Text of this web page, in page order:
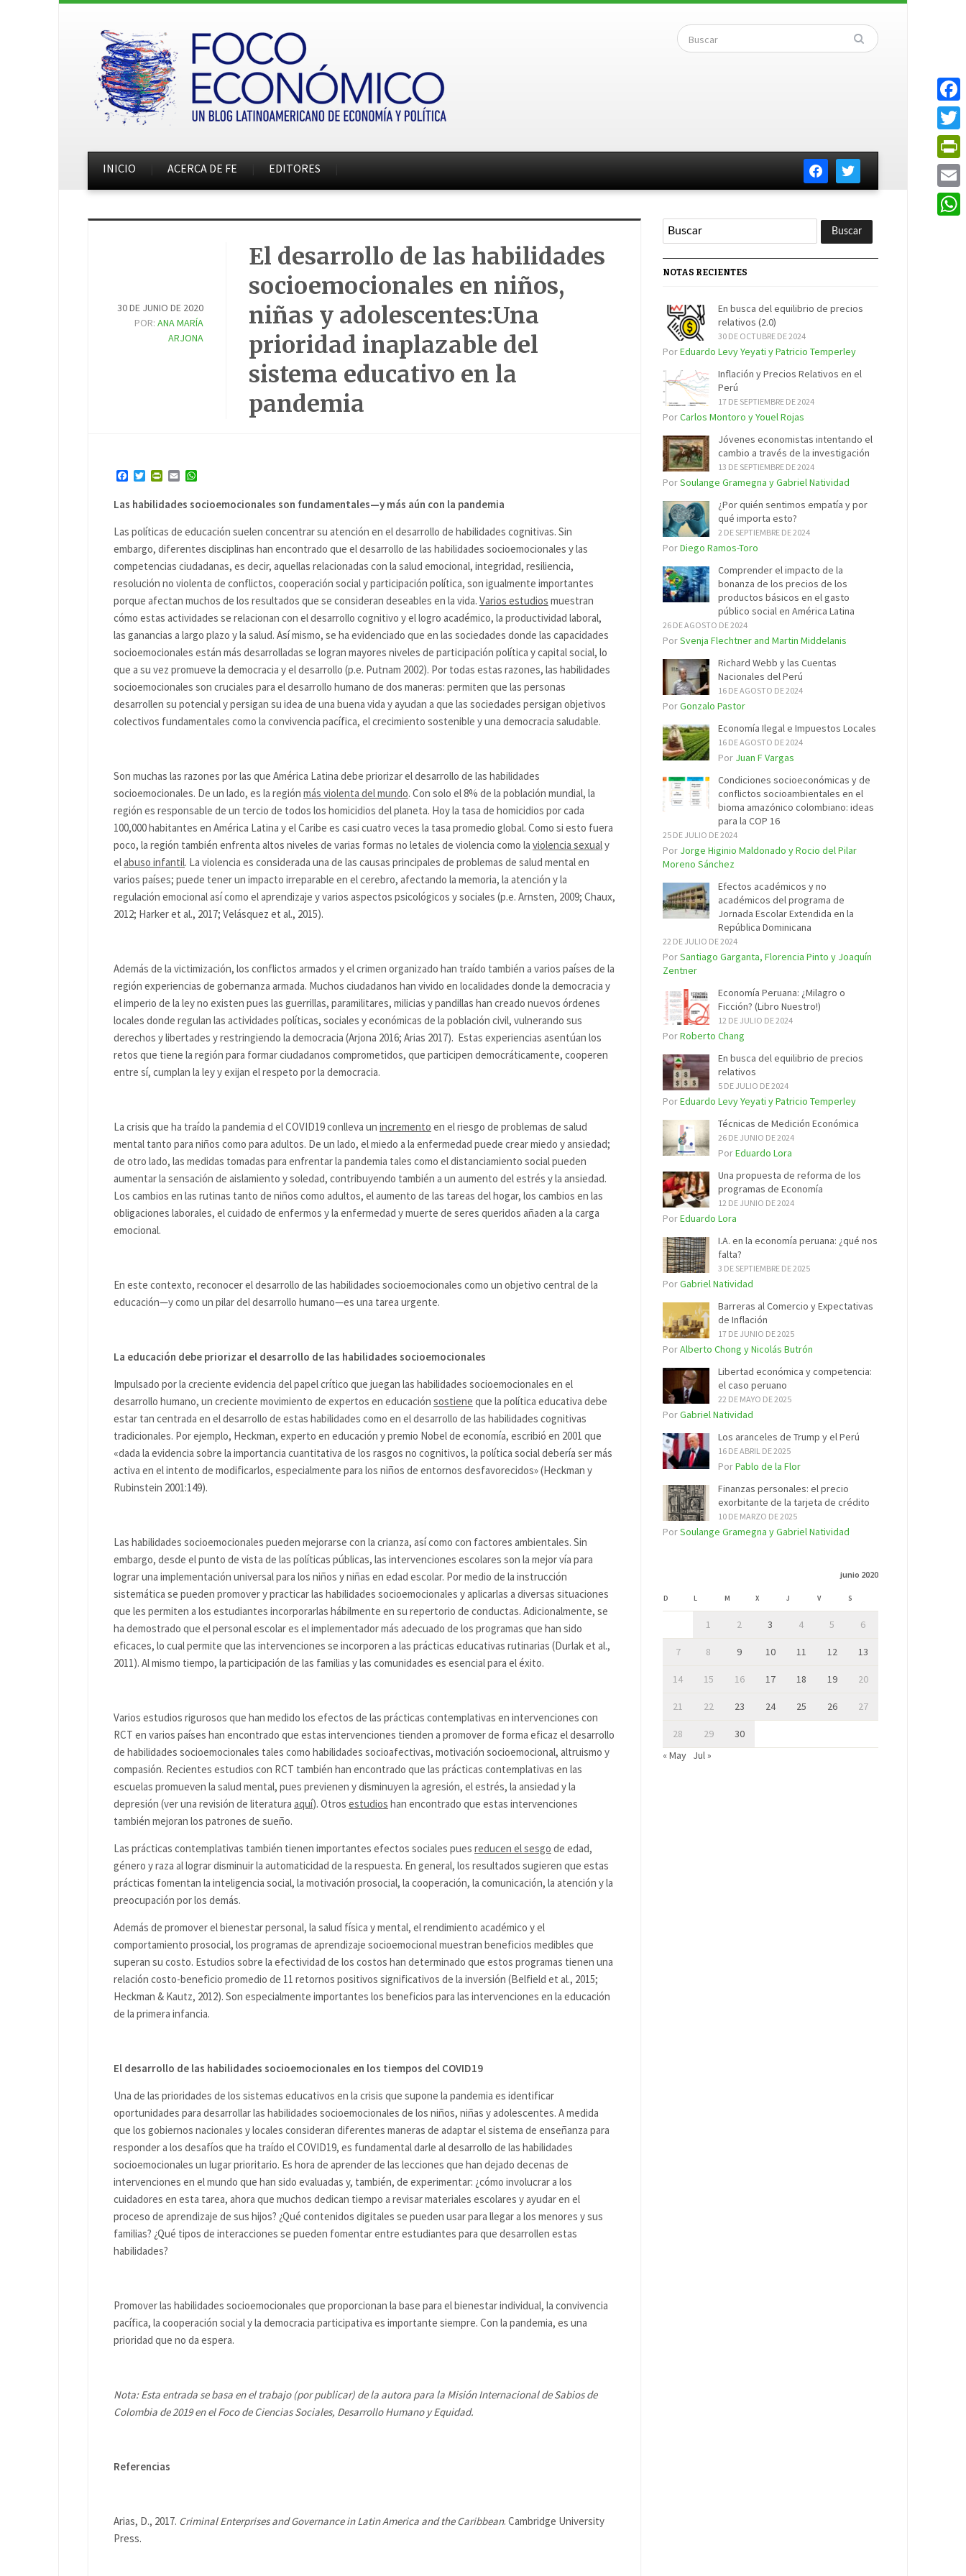
facebooktwitter
INICIO ACERCA DE FE EDITORES
30 DE JUNIO DE 2020
POR:ANA MARÍA
ARJONA
El desarrollo de las habilidades
socioemocionales en niños,
niñas y adolescentes:Una
prioridad inaplazable del
sistema educativo en la
pandemia
Facebook
TwitterPrintFriendly
Email
Las habilidades socioemocionales son fundamentales—y más aún con la pandemia
Las políticas de educación suelen concentrar su atención en el desarrollo de habilidades cognitivas. Sin
embargo, diferentes disciplinas han encontrado que el desarrollo de las habilidades socioemocionales y las
competencias ciudadanas, es decir, aquellas relacionadas con la salud emocional, integridad, resiliencia,
resolución no violenta de conflictos, cooperación social y participación política, son igualmente importantes
porque afectan muchos de los resultados que se consideran deseables en la vida. Varios estudios muestran
cómo estas actividades se relacionan con el desarrollo cognitivo y el logro académico, la productividad laboral,
las ganancias a largo plazo y la salud. Así mismo, se ha evidenciado que en las sociedades donde las capacidades
socioemocionales están más desarrolladas se logran mayores niveles de participación política y capital social, lo
que a su vez promueve la democracia y el desarrollo (p.e. Putnam 2002). Por todas estas razones, las habilidades
socioemocionales son cruciales para el desarrollo humano de dos maneras: permiten que las personas
desarrollen su potencial y persigan su idea de una buena vida y ayudan a que las sociedades persigan objetivos
colectivos fundamentales como la convivencia pacífica, el crecimiento sostenible y una democracia saludable.
Son muchas las razones por las que América Latina debe priorizar el desarrollo de las habilidades
socioemocionales. De un lado, es la región más violenta del mundo. Con solo el 8% de la población mundial, la
región es responsable de un tercio de todos los homicidios del planeta. Hoy la tasa de homicidios por cada
100,000 habitantes en América Latina y el Caribe es casi cuatro veces la tasa promedio global. Como si esto fuera
poco, la región también enfrenta altos niveles de varias formas no letales de violencia como la violencia sexualy
elabuso infantil. La violencia es considerada una de las causas principales de problemas de salud mental en
varios países; puede tener un impacto irreparable en el cerebro, afectando la memoria, la atención y la
regulación emocional así como el aprendizaje y varios aspectos psicológicos y sociales (p.e. Arnsten, 2009; Chaux,
2012; Harker et al., 2017; Velásquez et al., 2015).
Además de la victimización, los conflictos armados y el crimen organizado han traído también a varios países de la
región experiencias de gobernanza armada. Muchos ciudadanos han vivido en localidades donde la democracia y
el imperio de la ley no existen pues las guerrillas, paramilitares, milicias y pandillas han creado nuevos órdenes
locales donde regulan las actividades políticas, sociales y económicas de la población civil, vulnerando sus
derechos y libertades y restringiendo la democracia (Arjona 2016; Arias 2017). Estas experiencias asentúan los
retos que tiene la región para formar ciudadanos comprometidos, que participen democráticamente, cooperen
entre sí, cumplan la ley y exijan el respeto por la democracia.
La crisis que ha traído la pandemia d el COVID19 conlleva un incremento en el riesgo de problemas de salud
mental tanto para niños como para adultos. De un lado, el miedo a la enfermedad puede crear miedo y ansiedad;
de otro lado, las medidas tomadas para enfrentar la pandemia tales como el distanciamiento social pueden
aumentar la sensación de aislamiento y soledad, contribuyendo también a un aumento del estrés y la ansiedad.
Los cambios en las rutinas tanto de niños como adultos, el aumento de las tareas del hogar, los cambios en las
obligaciones laborales, el cuidado de enfermos y la enfermedad y muerte de seres queridos añaden a la carga
emocional.
En este contexto, reconocer el desarrollo de las habilidades socioemocionales como un objetivo central de la
educación—y como un pilar del desarrollo humano—es una tarea urgente.
La educación debe priorizar el desarrollo de las habilidades socioemocionales
Impulsado por la creciente evidencia del papel crítico que juegan las habilidades socioemocionales en el
desarrollo humano, un creciente movimiento de expertos en educación sostiene que la política educativa debe
estar tan centrada en el desarrollo de estas habilidades como en el desarrollo de las habilidades cognitivas
tradicionales. Por ejemplo, Heckman, experto en educación y premio Nobel de economía, escribió en 2001 que
«dada la evidencia sobre la importancia cuantitativa de los rasgos no cognitivos, la política social debería ser más
activa en el intento de modificarlos, especialmente para los niños de entornos desfavorecidos» (Heckman y
Rubinstein 2001:149).
Las habilidades socioemocionales pueden mejorarse con la crianza, así como con factores ambientales. Sin
embargo, desde el punto de vista de las políticas públicas, las intervenciones escolares son la mejor vía para
lograr una implementación universal para los niños y niñas en edad escolar. Por medio de la instrucción
sistemática se pueden promover y practicar las habilidades socioemocionales y aplicarlas a diversas situaciones
que les permiten a los estudiantes incorporarlas hábilmente en su repertorio de conductas. Adicionalmente, se
ha demostrado que el personal escolar es el implementador más adecuado de los programas que han sido
eficaces, lo cual permite que las intervenciones se incorporen a las prácticas educativas rutinarias (Durlak et al.,
2011). Al mismo tiempo, la participación de las familias y las comunidades es esencial para el éxito.
Varios estudios rigurosos que han medido los efectos de las prácticas contemplativas en intervenciones con
RCT en varios países han encontrado que estas intervenciones tienden a promover de forma eficaz el desarrollo
de habilidades socioemocionales tales como habilidades socioafectivas, motivación socioemocional, altruismo y
compasión. Recientes estudios con RCT también han encontrado que las prácticas contemplativas en las
escuelas promueven la salud mental, pues previenen y disminuyen la agresión, el estrés, la ansiedad y la
depresión (ver una revisión de literatura aquí). Otros estudios han encontrado que estas intervenciones
también mejoran los patrones de sueño.
Las prácticas contemplativas también tienen importantes efectos sociales pues reducen el sesgo de edad,
género y raza al lograr disminuir la automaticidad de la respuesta. En general, los resultados sugieren que estas
prácticas fomentan la inteligencia social, la motivación prosocial, la cooperación, la comunicación, la atención y la
preocupación por los demás.
Además de promover el bienestar personal, la salud física y mental, el rendimiento académico y el
comportamiento prosocial, los programas de aprendizaje socioemocional muestran beneficios medibles que
superan su costo. Estudios sobre la efectividad de los costos han determinado que estos programas tienen una
relación costo-beneficio promedio de 11 retornos positivos significativos de la inversión (Belfield et al., 2015;
Heckman & Kautz, 2012). Son especialmente importantes los beneficios para las intervenciones en la educación
de la primera infancia.
El desarrollo de las habilidades socioemocionales en los tiempos del COVID19
Una de las prioridades de los sistemas educativos en la crisis que supone la pandemia es identificar
oportunidades para desarrollar las habilidades socioemocionales de los niños, niñas y adolescentes. A medida
que los gobiernos nacionales y locales consideran diferentes maneras de adaptar el sistema de enseñanza para
responder a los desafíos que ha traído el COVID19, es fundamental darle al desarrollo de las habilidades
socioemocionales un lugar prioritario. Es hora de aprender de las lecciones que han dejado decenas de
intervenciones en el mundo que han sido evaluadas y, también, de experimentar: ¿cómo involucrar a los
cuidadores en esta tarea, ahora que muchos dedican tiempo a revisar materiales escolares y ayudar en el
proceso de aprendizaje de sus hijos? ¿Qué contenidos digitales se pueden usar para llegar a los menores y sus
familias? ¿Qué tipos de interacciones se pueden fomentar entre estudiantes para que desarrollen estas
habilidades?
Promover las habilidades socioemocionales que proporcionan la base para el bienestar individual, la convivencia
pacífica, la cooperación social y la democracia participativa es importante siempre. Con la pandemia, es una
prioridad que no da espera.
Nota: Esta entrada se basa en el trabajo (por publicar) de la autora para la Misión Internacional de Sabios de
Colombia de 2019 en el Foco de Ciencias Sociales, Desarrollo Humano y Equidad.
Referencias
Arias, D., 2017. Criminal Enterprises and Governance in Latin America and the Caribbean. Cambridge University
Press.
NOTAS RECIENTES
En busca del equilibrio de precios
relativos (2.0)
30 DE OCTUBRE DE 2024
PorEduardo Levy Yeyati y Patricio Temperley
Inflación y Precios Relativos en el
Perú
17 DE SEPTIEMBRE DE 2024
PorCarlos Montoro y Youel Rojas
Jóvenes economistas intentando el
cambio a través de la investigación
13 DE SEPTIEMBRE DE 2024
PorSoulange Gramegna y Gabriel Natividad
¿Por quién sentimos empatía y por
qué importa esto?
2 DE SEPTIEMBRE DE 2024
PorDiego Ramos-Toro
Comprender el impacto de la
bonanza de los precios de los
productos básicos en el gasto
público social en América Latina
26 DE AGOSTO DE 2024
PorSvenja Flechtner and Martin Middelanis
Richard Webb y las Cuentas
Nacionales del Perú
16 DE AGOSTO DE 2024
PorGonzalo Pastor
Economía Ilegal e Impuestos Locales
16 DE AGOSTO DE 2024
Por Juan F Vargas
Condiciones socioeconómicas y de
conflictos socioambientales en el
bioma amazónico colombiano: ideas
para la COP 16
25 DE JULIO DE 2024
Por Jorge Higinio Maldonado y Rocio del Pilar
Moreno Sánchez
Efectos académicos y no
académicos del programa de
Jornada Escolar Extendida en la
República Dominicana
22 DE JULIO DE 2024
PorSantiago Garganta, Florencia Pinto y Joaquín
Zentner
Economía Peruana: ¿Milagro o
Ficción? (Libro Nuestro!)
12 DE JULIO DE 2024
PorRoberto Chang
En busca del equilibrio de precios
relativos
5 DE JULIO DE 2024
PorEduardo Levy Yeyati y Patricio Temperley
Técnicas de Medición Económica
26 DE JUNIO DE 2024
PorEduardo Lora
Una propuesta de reforma de los
programas de Economía
12 DE JUNIO DE 2024
PorEduardo Lora
I.A. en la economía peruana: ¿qué nos
falta?
3 DE SEPTIEMBRE DE 2025
PorGabriel Natividad
Barreras al Comercio y Expectativas
de Inflación
17 DE JUNIO DE 2025
PorAlberto Chong y Nicolás Butrón
Libertad económica y competencia:
el caso peruano
22 DE MAYO DE 2025
PorGabriel Natividad
Los aranceles de Trump y el Perú
16 DE ABRIL DE 2025
PorPablo de la Flor
Finanzas personales: el precio
exorbitante de la tarjeta de crédito
10 DE MARZO DE 2025
PorSoulange Gramegna y Gabriel Natividad
junio 2020
D L M X J V S
1 2 3 4 5 6
7 8 9 10 11 12 13
14 15 16 17 18 19 20
21 22 23 24 25 26 27
28 29
30
« May Jul »
Email